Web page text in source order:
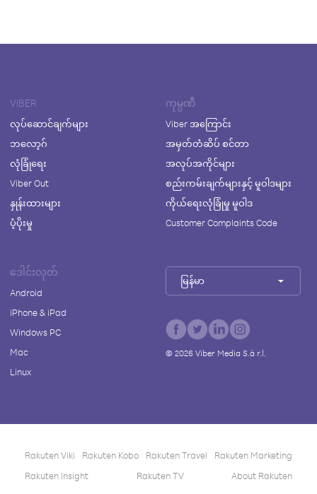
VIBER
လုပ်ဆောင်ချက်များ
ဘလော့ဂ်
လုံခြုံရေး
Viber Out
နှုန်းထားများ
ပံ့ပိုးမှု
ကုမ္ပဏီ
Viber အကြောင်း
အမှတ်တံဆိပ် စင်တာ
အလုပ်အကိုင်များ
စည်းကမ်းချက်များနှင့် မူဝါဒများ
ကိုယ်ရေးလုံခြုံမှု မူဝါဒ
Customer Complaints Code
ဒေါင်းလုတ်
Android
iPhone & iPad
Windows PC
Mac
Linux
မြန်မာ
© 2026Viber Media S.à r.l.
Rakuten Viki Rakuten Kobo Rakuten Travel
Rakuten Marketing
Rakuten Insight
Rakuten TV About Rakuten